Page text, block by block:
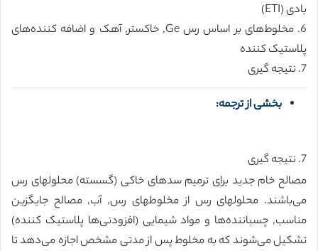
بادی (ETI)
6. مخلوط‌های بر اساس رس Ge, خاکستر, آهک و اضافه کننده‌های
پلاستیک کننده
7. نتیجه گیری
بخشی از ترجمه:
7. نتیجه گیری
مصالح خام جدید برای ترمیم سدهای خاکی (گسسته) محلولهای رس
می‌باشند. محلولهای رس از مخلوطهای رس, آب, مصالح جایگزین
مناسب, چسباننده‌ها و مواد شیمایی (افزودنی‌ها پلاستیک کننده)
تشکیل می‌شوند که به مخلوط پس از مدتی مشخص اجازه می‌دهد تا